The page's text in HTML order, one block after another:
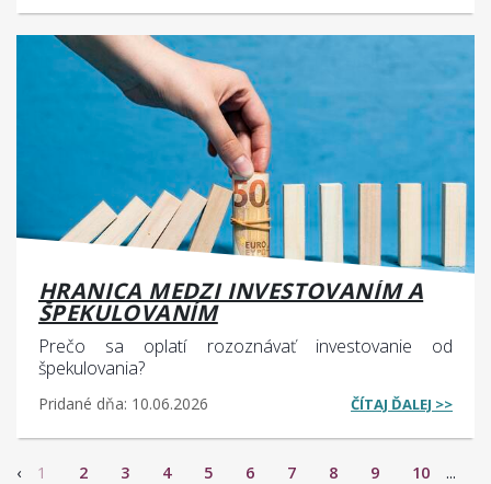
HRANICA MEDZI INVESTOVANÍM A
ŠPEKULOVANÍM
Prečo sa oplatí rozoznávať investovanie od
špekulovania?
Pridané dňa: 10.06.2026 ČÍTAJ ĎALEJ >>
‹ 1 2 3 4 5 6 7 8 9 10
...